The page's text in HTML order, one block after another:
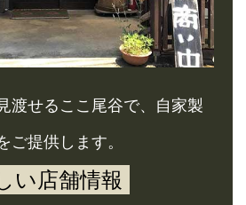
渡せるここ尾谷で、自家製
ご提供します。
い店舗情報